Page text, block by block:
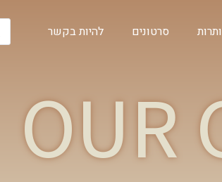
סרטונים להיות בקשר
OUR